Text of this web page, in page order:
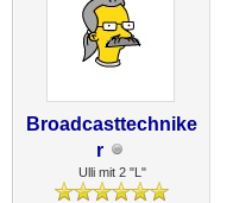
Broadcasttechnike
r
Ulli mit 2 "L"